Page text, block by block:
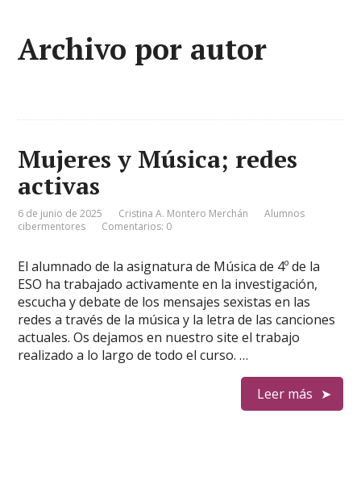
Archivo por autor
Mujeres y Música; redes
activas
6 de junio de 2025 Cristina A. Montero Merchán
Alumnos
cibermentores
Comentarios: 0
El alumnado de la asignatura de Música de 4º de la
ESO ha trabajado activamente en la investigación,
escucha y debate de los mensajes sexistas en las
redes a través de la música y la letra de las canciones
actuales. Os dejamos en nuestro site el trabajo
realizado a lo largo de todo el curso. …
Leer más